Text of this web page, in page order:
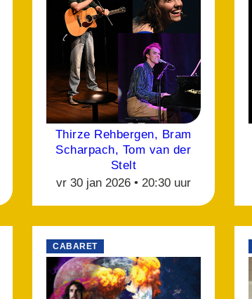
Thirze Rehbergen, Bram
Scharpach, Tom van der
Stelt
vr 30 jan 2026 • 20:30 uur
CABARET